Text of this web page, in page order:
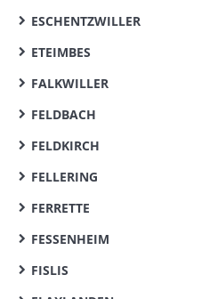
ESCHENTZWILLER
ETEIMBES
FALKWILLER
FELDBACH
FELDKIRCH
FELLERING
FERRETTE
FESSENHEIM
FISLIS